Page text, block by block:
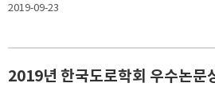
2019-09-23
2019년 한국도로학회 우수논문